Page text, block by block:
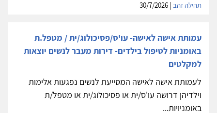
תהילה זהב
עמותת אישה לאישה- עו'ס/פסיכולוג/ית / מטפל.ת
באומניות לטיפול בילדים- דירות מעבר לנשים יוצאות
למקלטים
לעמותת אישה לאישה המסייעת לנשים נפגעות אלימות
וילדיהן דרושה עו'ס/ית או פסיכולוג/ית או מטפל/ת
באומניויות...